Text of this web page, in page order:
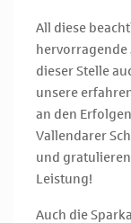
All diese
hervorragende
dieser Stelle
unsere
an den
Vallendarer
und
Leistung!
Auch die